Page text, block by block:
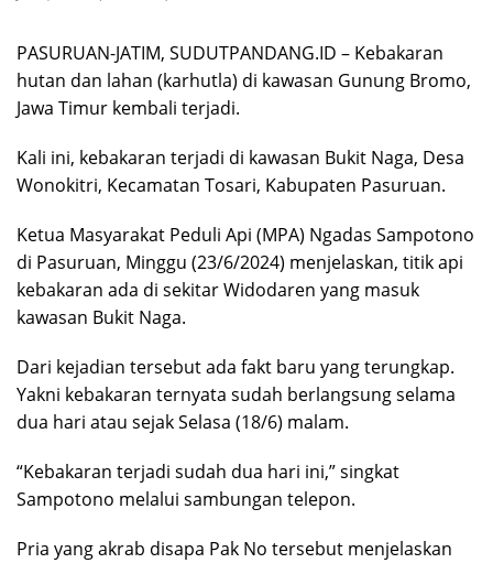
PASURUAN-JATIM, SUDUTPANDANG.ID – Kebakaran
hutan dan lahan (karhutla) di kawasan Gunung Bromo,
Jawa Timur kembali terjadi.
Kali ini, kebakaran terjadi di kawasan Bukit Naga, Desa
Wonokitri, Kecamatan Tosari, Kabupaten Pasuruan.
Ketua Masyarakat Peduli Api (MPA) Ngadas Sampotono
di Pasuruan, Minggu (23/6/2024) menjelaskan, titik api
kebakaran ada di sekitar Widodaren yang masuk
kawasan Bukit Naga.
Dari kejadian tersebut ada fakt baru yang terungkap.
Yakni kebakaran ternyata sudah berlangsung selama
dua hari atau sejak Selasa (18/6) malam.
“Kebakaran terjadi sudah dua hari ini,” singkat
Sampotono melalui sambungan telepon.
Pria yang akrab disapa Pak No tersebut menjelaskan